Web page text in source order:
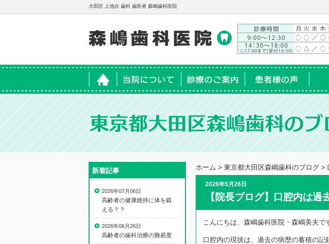
大田区 上池台 歯科 歯医者 森嶋歯科医院
ホーム 当院について 診療のご案内 患者様の声 料金
ホーム>東京都大田区森嶋歯科のブログ>
2026年5月26日
【院長ブログ】口腔内は過
こんにちは、森嶋歯科医院・森嶋美夫で
口腔内の現状は、過去の病歴の蓄積の
新着記事
2026年07月06日
高齢者の健康維持に体を鍛
える？？
2026年06月26日
高齢者の歯科治療の難易度